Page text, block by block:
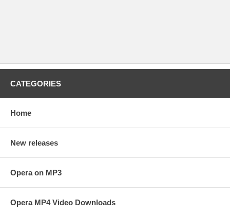
CATEGORIES
Home
New releases
Opera on MP3
Opera MP4 Video Downloads